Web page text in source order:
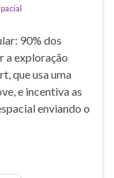
90% dos
a exploração
que usa uma
e incentiva as
enviando o